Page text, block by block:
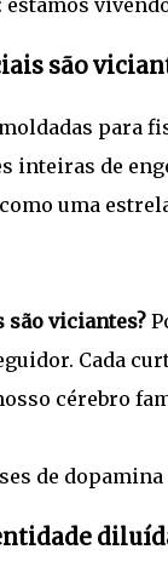
estamos
são
para
inteiras de
uma
são viciantes?
Cada
cérebro
de